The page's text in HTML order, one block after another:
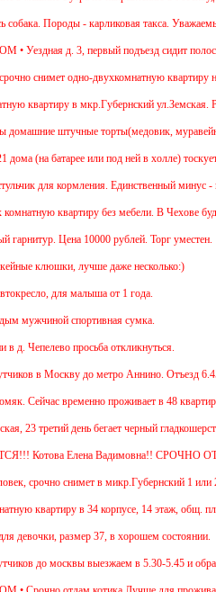
Породы - карликовая такса.
• Уездная д. 3, первый подъезд сидит
снимет одно-двухкомнатную квартиру
квартиру в мкр.Губернский ул.Земская.
штучные торты(медовик,
дома (на батарее или под ней в холле)
для кормления. Единственный минус -
квартиру без мебели. В Чехове
Цена 10000 рублей. Торг уместен.
клюшки, лучше даже несколько:)
для малыша от 1 года.
мужчиной спортивная сумка.
д. Чепелево просьба откликнуться.
в Москву до метро Аннино. Отъезд
Сейчас временно проживает в 48
23 третий день бегает черный
Котова Елена Вадимовна!! СРОЧНО
срочно снимет в микр.Губернский 1 или
квартиру в 34 корпусе, 14 этаж, общ.
девочки, размер 37, в хорошем состоянии.
до москвы выезжаем в 5.30-5.45 и